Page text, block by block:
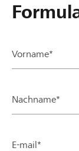
Vorname*
Nachname*
E-mail*